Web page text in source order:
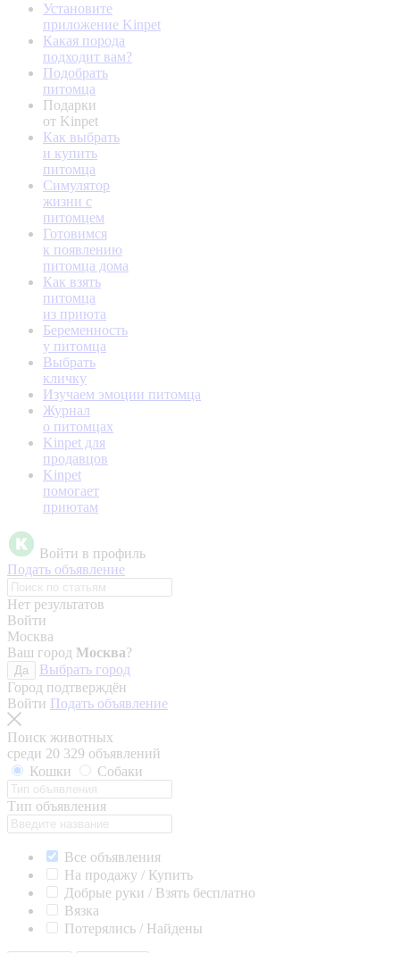
Установите
приложение Kinpet
Какая порода
подходит вам?
Подобрать
питомца
Подарки
от Kinpet
Как выбрать
и купить
питомца
Симулятор
жизни с
питомцем
Готовимся
к появлению
питомца дома
Как взять
питомца
из приюта
Беременность
у питомца
Выбрать
кличку
Изучаем эмоции питомца
Журнал
о питомцах
Kinpet для
продавцов
Kinpet
помогает
приютам
Войти в профиль
Подать объявление
Нет результатов
Войти
Москва
Ваш город Москва?
Да
Выбрать город
Город подтверждён
Войти Подать объявление
Поиск животных
среди 20 329 объявлений
Кошки
Собаки
Тип объявления
Все объявления
На продажу / Купить
Добрые руки / Взять бесплатно
Вязка
Потерялись / Найдены